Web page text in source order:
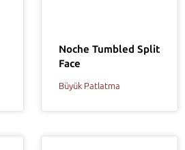
Noche Tumbled Split
Face
Büyük Patlatma